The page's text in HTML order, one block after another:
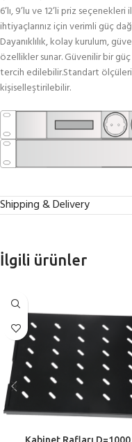
6’lı, 9’lu ve 12’li priz
ihtiyaçlarınız için verimli güç
Dayanıklılık, kolay kurulum,
özellikler sunar. Güvenilir bir
tercih edilebilir.Standart
kişiselleştirilebilir.
Shipping & Delivery
İlgili ürünler